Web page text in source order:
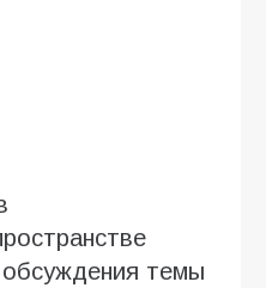
обсуждения темы